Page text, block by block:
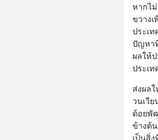
หากไ
ขวาง
ประเ
ปัญหา
ผลให้
ประเ
ส่งผล
วนเวี
ด้อยพั
ข้างต้